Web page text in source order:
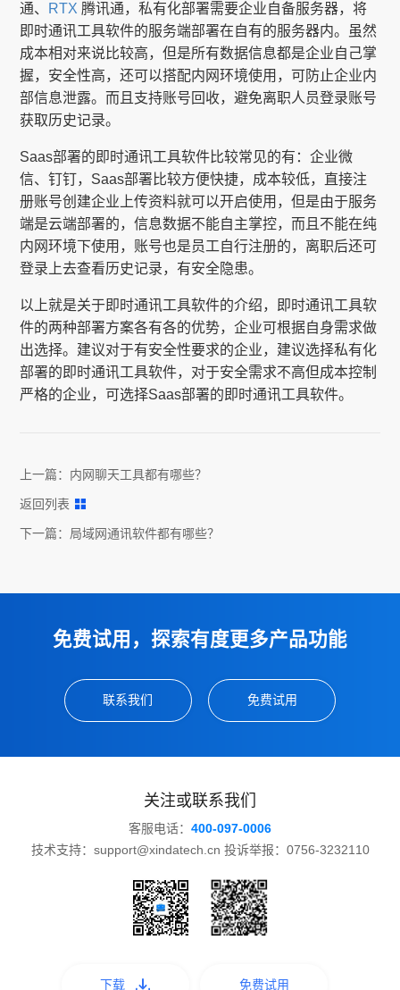
通、 RTX 腾讯通，私有化部署需要企业自备服务器，将
即时通讯工具软件的服务端部署在自有的服务器内。虽然
成本相对来说比较高，但是所有数据信息都是企业自己掌
握，安全性高，还可以搭配内网环境使用，可防止企业内
部信息泄露。而且支持账号回收，避免离职人员登录账号
获取历史记录。
Saas部署的即时通讯工具软件比较常见的有：企业微
信、钉钉，Saas部署比较方便快捷，成本较低，直接注
册账号创建企业上传资料就可以开启使用，但是由于服务
端是云端部署的，信息数据不能自主掌控，而且不能在纯
内网环境下使用，账号也是员工自行注册的，离职后还可
登录上去查看历史记录，有安全隐患。
以上就是关于即时通讯工具软件的介绍，即时通讯工具软
件的两种部署方案各有各的优势，企业可根据自身需求做
出选择。建议对于有安全性要求的企业，建议选择私有化
部署的即时通讯工具软件，对于安全需求不高但成本控制
严格的企业，可选择Saas部署的即时通讯工具软件。
上一篇： 内网聊天工具都有哪些？
返回列表
下一篇： 局域网通讯软件都有哪些？
免费试用，探索有度更多产品功能
联系我们 免费试用
关注或联系我们
客服电话： 400-097-0006
技术支持：support@xindatech.cn 投诉举报：0756-3232110
下载 免费试用